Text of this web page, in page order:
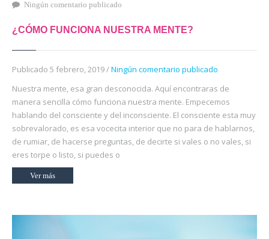
Ningún comentario publicado
¿CÓMO FUNCIONA NUESTRA MENTE?
Publicado 5 febrero, 2019 /Ningún comentario publicado
Nuestra mente, esa gran desconocida. Aquí encontraras de
manera sencilla cómo funciona nuestra mente. Empecemos
hablando del consciente y del inconsciente. El consciente esta muy
sobrevalorado, es esa vocecita interior que no para de hablarnos,
de rumiar, de hacerse preguntas, de decirte si vales o no vales, si
eres torpe o listo, si puedes o
Ver más